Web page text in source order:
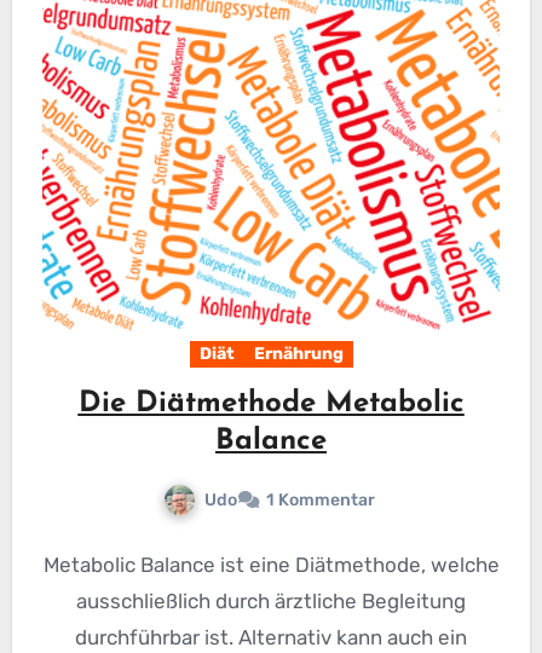
Diät Ernährung
Die Diätmethode Metabolic
Balance
Udo 1 Kommentar
Metabolic Balance ist eine Diätmethode, welche
ausschließlich durch ärztliche Begleitung
durchführbar ist. Alternativ kann auch ein